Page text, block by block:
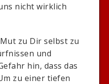
nicht wirklich
zu Dir selbst zu
und
hin, dass das
zu einer tiefen